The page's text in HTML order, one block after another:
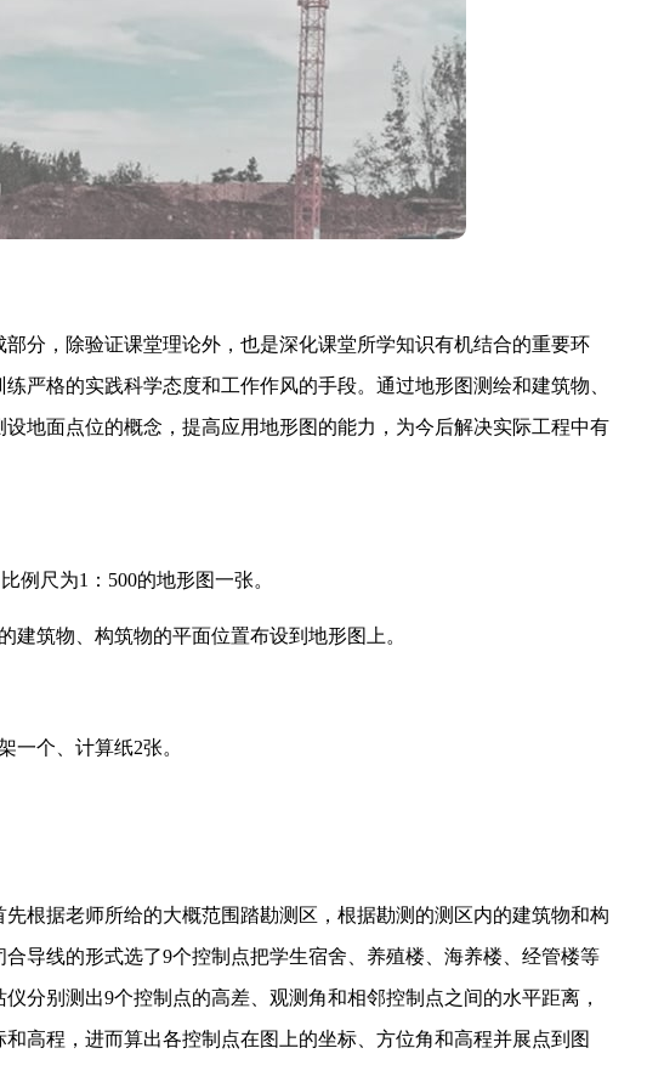
，除验证课堂理论外，也是深化课堂所学知识有机结合的重要环
严格的实践科学态度和工作作风的手段。通过地形图测绘和建筑物、
地面点位的概念，提高应用地形图的能力，为今后解决实际工程中有
尺为1：500的地形图一张。
筑物、构筑物的平面位置布设到地形图上。
个、计算纸2张。
据老师所给的大概范围踏勘测区，根据勘测的测区内的建筑物和构
导线的形式选了9个控制点把学生宿舍、养殖楼、海养楼、经管楼等
分别测出9个控制点的高差、观测角和相邻控制点之间的水平距离，
高程，进而算出各控制点在图上的坐标、方位角和高程并展点到图